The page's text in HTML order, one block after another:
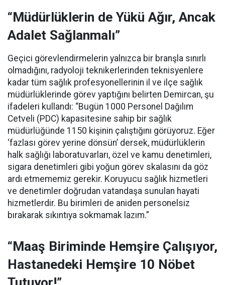
“Müdürlüklerin de Yükü Ağır, Ancak
Adalet Sağlanmalı”
Geçici görevlendirmelerin yalnızca bir branşla sınırlı
olmadığını, radyoloji teknikerlerinden teknisyenlere
kadar tüm sağlık profesyonellerinin il ve ilçe sağlık
müdürlüklerinde görev yaptığını belirten Demircan, şu
ifadeleri kullandı: “Bugün 1000 Personel Dağılım
Cetveli (PDC) kapasitesine sahip bir sağlık
müdürlüğünde 1150 kişinin çalıştığını görüyoruz. Eğer
‘fazlası görev yerine dönsün’ dersek, müdürlüklerin
halk sağlığı laboratuvarları, özel ve kamu denetimleri,
sigara denetimleri gibi yoğun görev skalasını da göz
ardı etmememiz gerekir. Koruyucu sağlık hizmetleri
ve denetimler doğrudan vatandaşa sunulan hayati
hizmetlerdir. Bu birimleri de aniden personelsiz
bırakarak sıkıntıya sokmamak lazım.”
“Maaş Biriminde Hemşire Çalışıyor,
Hastanedeki Hemşire 10 Nöbet